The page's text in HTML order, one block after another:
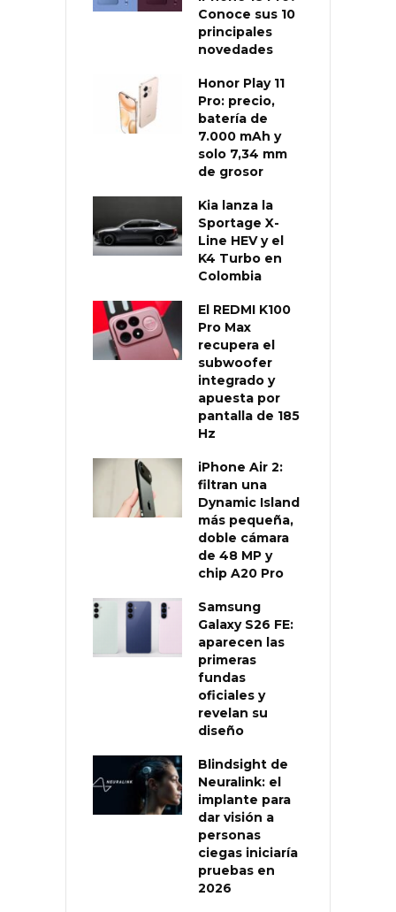
Conoce sus 10
principales
novedades
Honor Play 11
Pro: precio,
batería de
7.000 mAh y
solo 7,34 mm
de grosor
Kia lanza la
Sportage X-
Line HEV y el
K4 Turbo en
Colombia
El REDMI K100
Pro Max
recupera el
subwoofer
integrado y
apuesta por
pantalla de 185
Hz
iPhone Air 2:
filtran una
Dynamic Island
más pequeña,
doble cámara
de 48 MP y
chip A20 Pro
Samsung
Galaxy S26 FE:
aparecen las
primeras
fundas
oficiales y
revelan su
diseño
Blindsight de
Neuralink: el
implante para
dar visión a
personas
ciegas iniciaría
pruebas en
2026